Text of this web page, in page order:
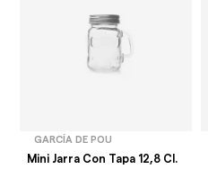
GARCÍA DE POU
Mini Jarra Con Tapa 12,8 Cl.